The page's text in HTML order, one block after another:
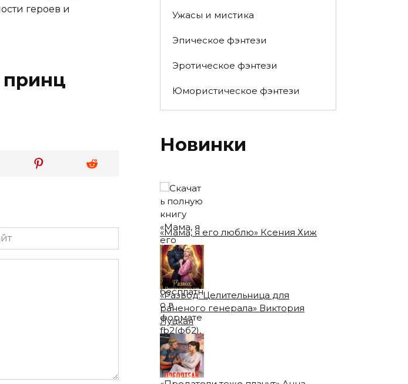
героев и
принц
Ужасы и мистика
Эпическое фэнтези
Эротическое фэнтези
Юмористическое фэнтези
Новинки
«Мама, я его люблю» Ксения Хиж
«Развод. Целительница для
раненого генерала» Виктория
Луцкая